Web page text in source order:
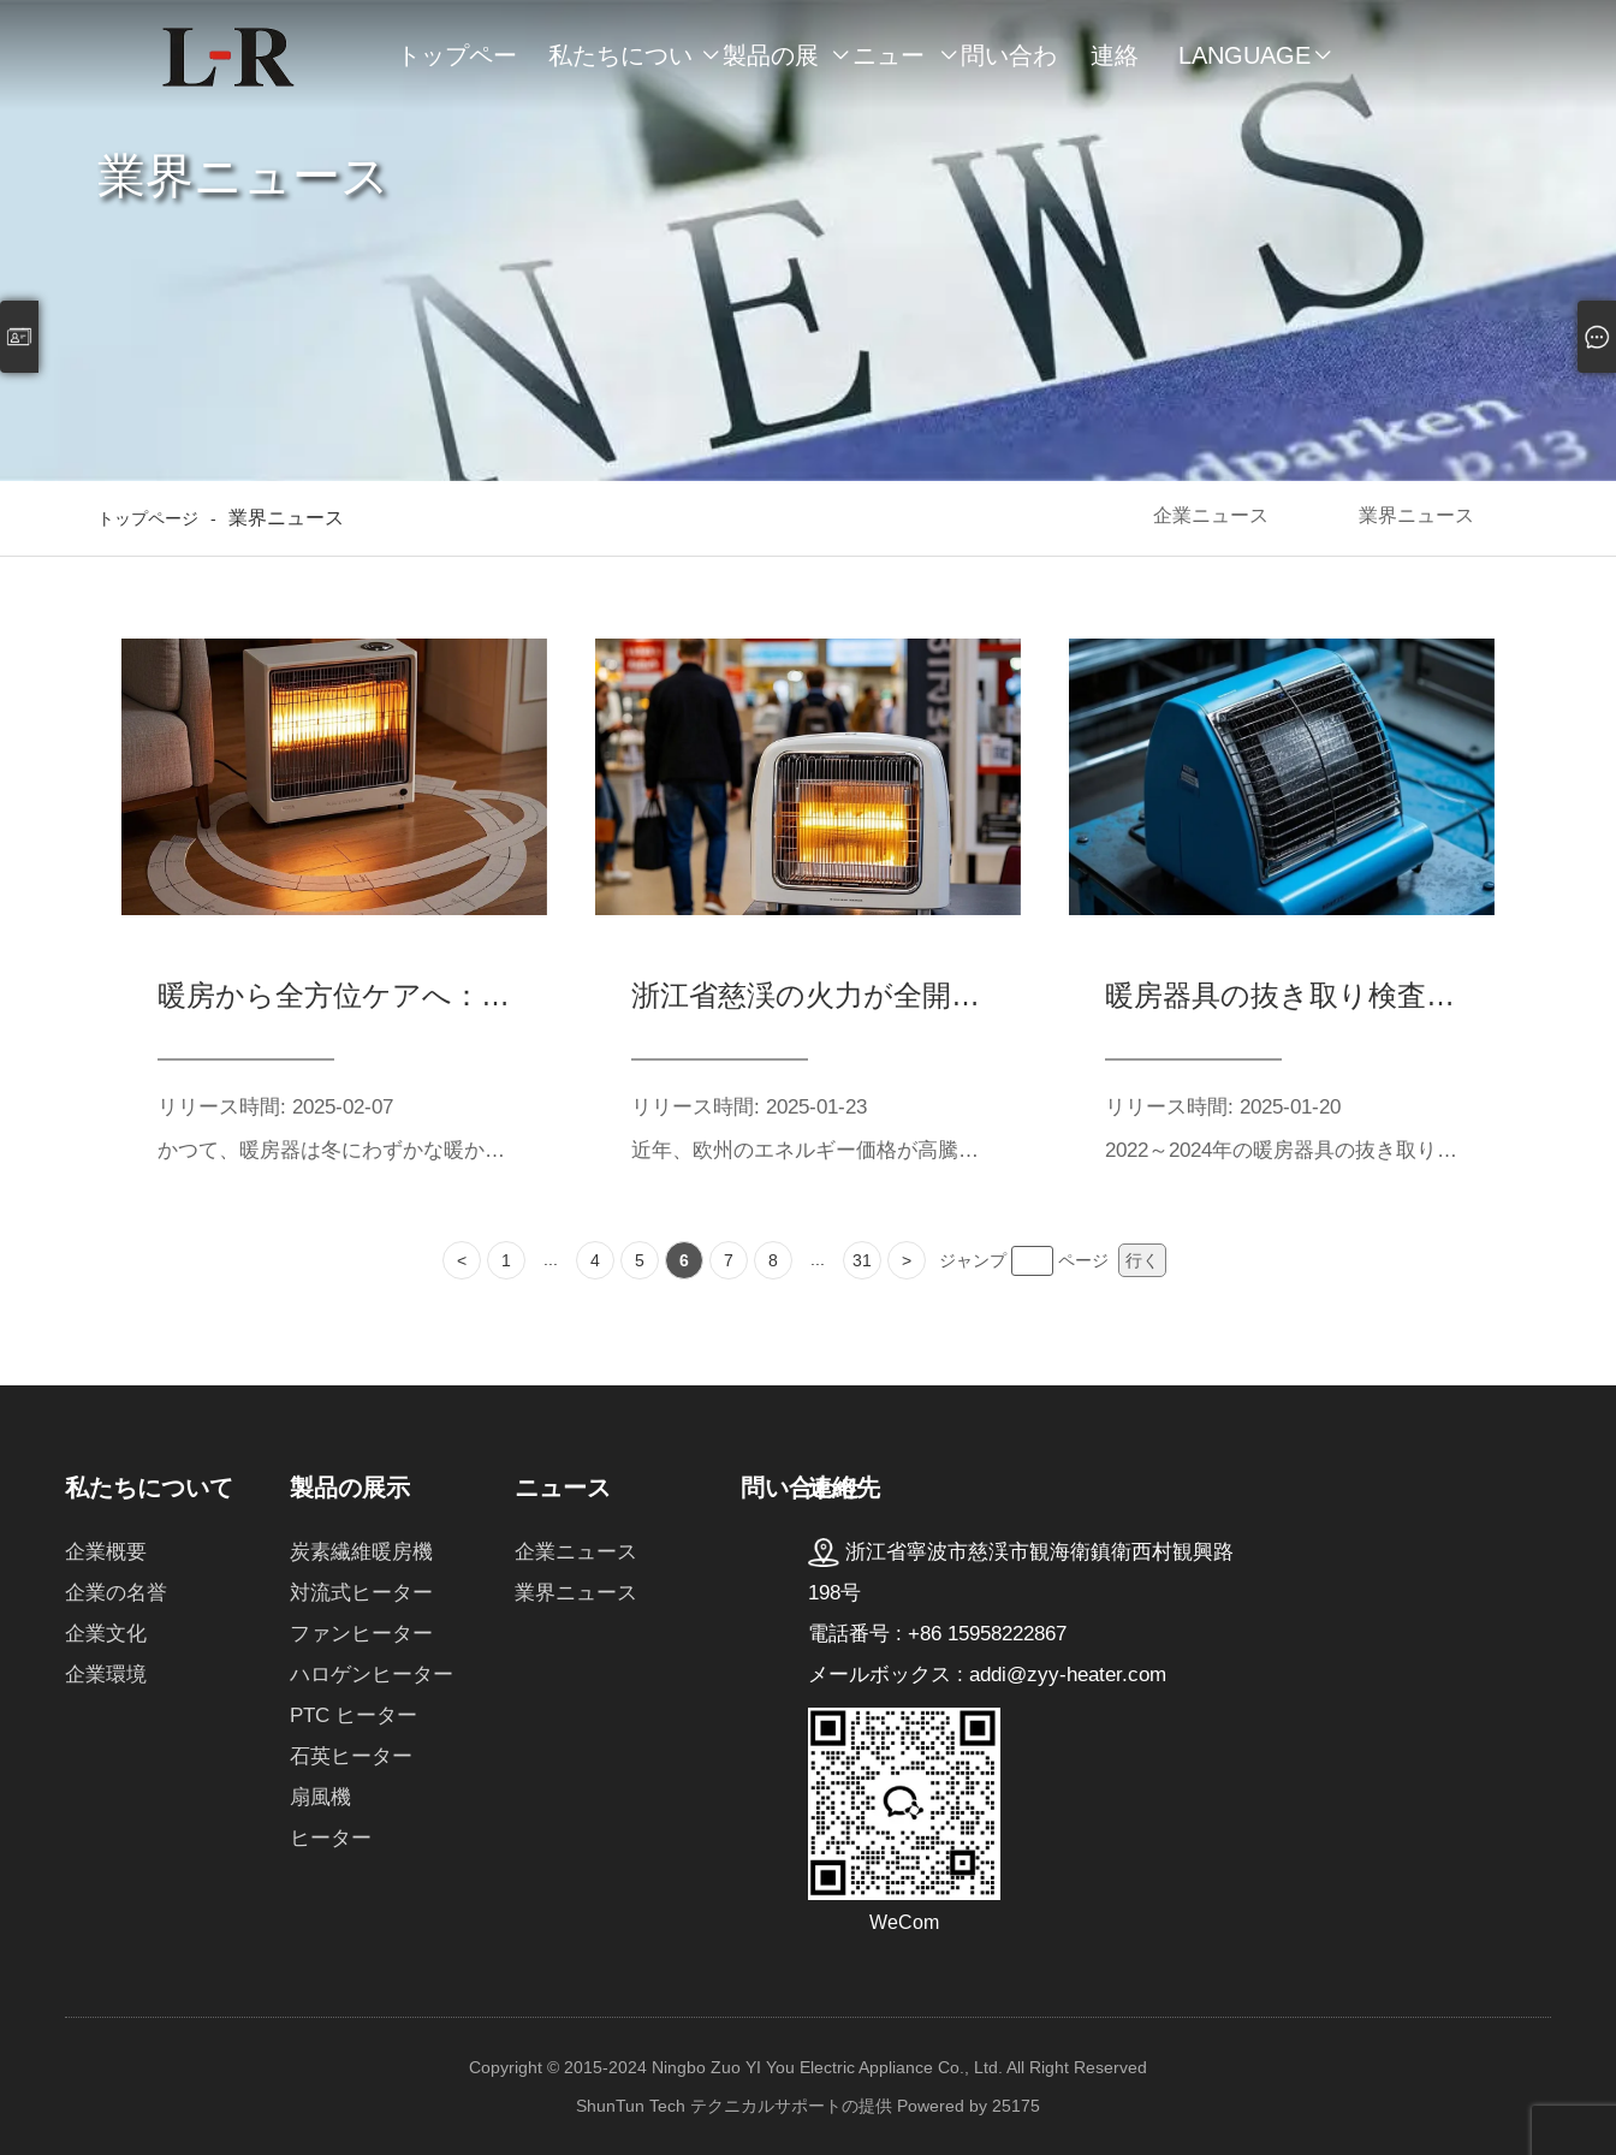
トップペー 私たちについ  製品の展
示
 ニュー  問い合わ 連絡
先
LANGUAGE 
業界ニュース
トップページ - 業界ニュース 企業ニュース 業界ニュース
暖房から全方位ケアへ：暖房器の健全な進化への道
リリース時間: 2025-02-07
かつて、暖房器は冬にわずかな暖かさをもたらした。しかし今は昔とは違って、健康意識が目覚めるにつれて、それは一転して、室内の微環境の保護者になった。本文はあなたを連れて暖房器が加湿、浄化などの機能をどのように融合するかを探索し、高品質な生活を求めるあなたのために、この暖かさと健康に関わる家電の変革を明らかにします。ロシア.
浙江省慈渓の火力が全開、暖房器が欧州市場で「爆発」
リリース時間: 2025-01-23
近年、欧州のエネルギー価格が高騰しており、消費者は省エネ暖房設備を必要としている。中国の暖房製品は革新的な技術と高価格比によって、急速にヨーロッパ市場で人気を集めている。本文は中国の暖房器がどのように実力でヨーロッパの消費者の愛顧を勝ち取るか、その背後にはどのような発展のチャンスと挑戦があるかを深く分析する。
暖房器具の抜き取り検査状況説明：ここ3年の合格率は8割未満
リリース時間: 2025-01-20
2022～2024年の暖房器具の抜き取り検査の状況を深く分析すると、2割以上の製品が不合格となり、パナソニック、オプトなどの有名ブランドもランクインし、不合格項目と潜在的な危害を明らかにした。
< 1 ... 4 5 6 7 8 ... 31 > ジャンプ ページ 行く
私たちについて
企業概要
企業の名誉
企業文化
企業環境
製品の展示
炭素繊維暖房機
対流式ヒーター
ファンヒーター
ハロゲンヒーター
PTC ヒーター
石英ヒーター
扇風機
ヒーター
ニュース
企業ニュース
業界ニュース
問い合わせ
連絡先
浙江省寧波市慈渓市観海衛鎮衛西村観興路
198号
電話番号 : +86 15958222867
メールボックス : addi@zyy-heater.com
WeCom
Copyright © 2015-2024 Ningbo Zuo YI You Electric Appliance Co., Ltd. All Right Reserved
ShunTun Tech テクニカルサポートの提供 Powered by 25175